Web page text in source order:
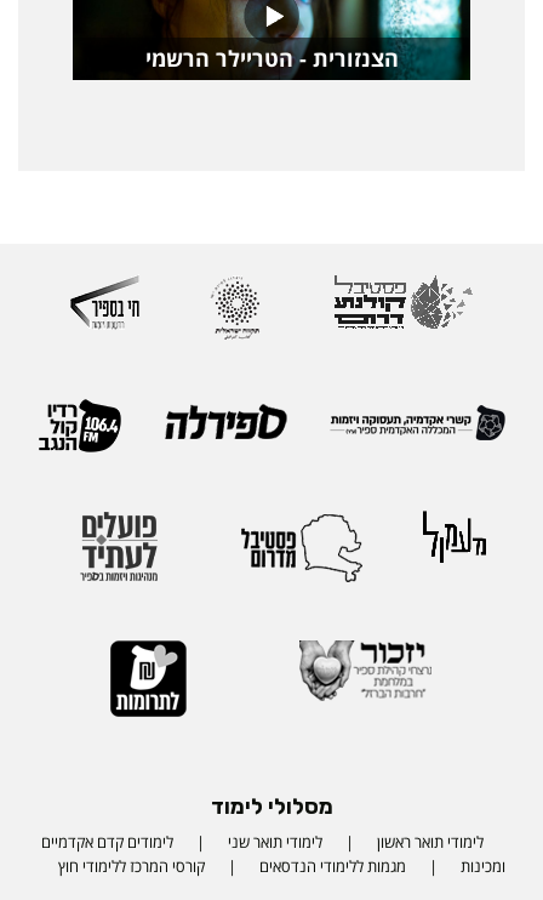
הצנזורית - הטריילר הרשמי
מסלולי לימוד
לימודי תואר ראשון לימודי תואר שני
לימודים קדם אקדמיים
ומכינות
מגמות ללימודי הנדסאים קורסי המרכז ללימודי חוץ